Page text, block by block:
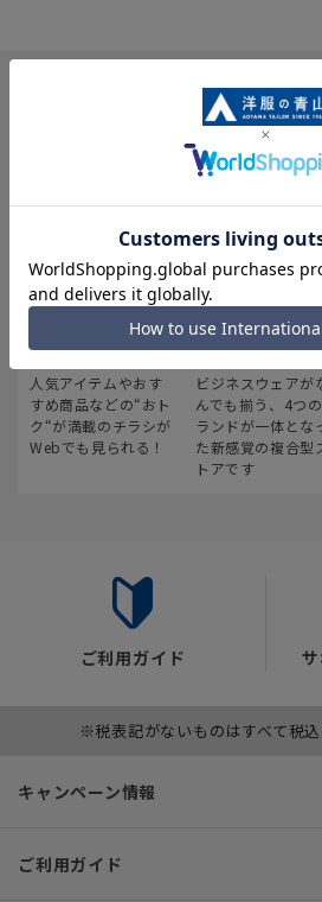
INFORMATION
最新のお買い得情報
人気アイテムやおす
すめ商品などの“おト
ク“が満載のチラシが
Webでも見られる！
スーツスクエア
ビジネスウェアが
んでも揃う、4つ
ランドが一体とな
た新感覚の複合型
トアです
ご利用ガイド
※税表記がないものはすべて税
キャンペーン情報
ご利用ガイド